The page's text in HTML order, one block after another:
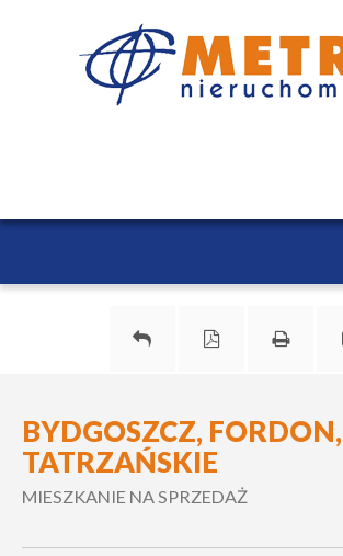
BYDGOSZCZ, FORDON,
TATRZAŃSKIE
MIESZKANIE NA SPRZEDAŻ